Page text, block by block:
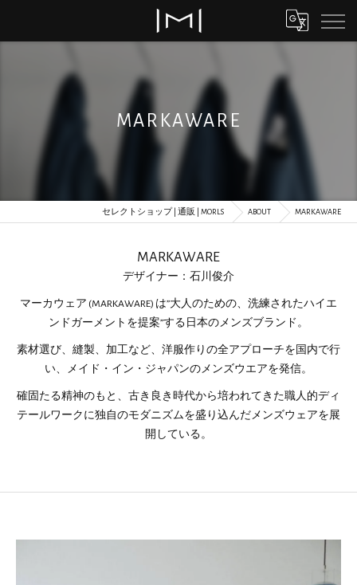
MARKAWARE
セレクトショップ | 通販 | MORLS ABOUT MARKAWARE
MARKAWARE
デザイナー：石川俊介
マーカウェア (MARKAWARE) は”大人のための、洗練されたハイエ
ンドガーメントを提案”する日本のメンズブランド。
素材選び、縫製、加工など、洋服作りの全アプローチを国内で行
い、メイド・イン・ジャパンのメンズウエアを発信。
確固たる精神のもと、古き良き時代から培われてきた職人的ディ
テールワークに独自のモダニズムを盛り込んだメンズウェアを展
開している。